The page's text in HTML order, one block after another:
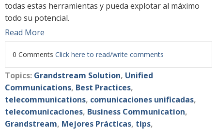
todas estas herramientas y pueda explotar al máximo
todo su potencial.
Read More
0 Comments Click here to read/write comments
Topics: Grandstream Solution, Unified
Communications, Best Practices,
telecommunications, comunicaciones unificadas,
telecomunicaciones, Business Communication,
Grandstream, Mejores Prácticas, tips,